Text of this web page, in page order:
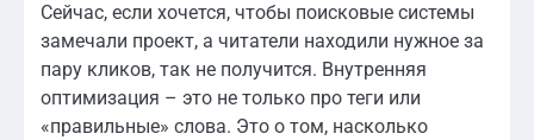
Сейчас, если хочется, чтобы поисковые системы
замечали проект, а читатели находили нужное за
пару кликов, так не получится. Внутренняя
оптимизация – это не только про теги или
«правильные» слова. Это о том, насколько